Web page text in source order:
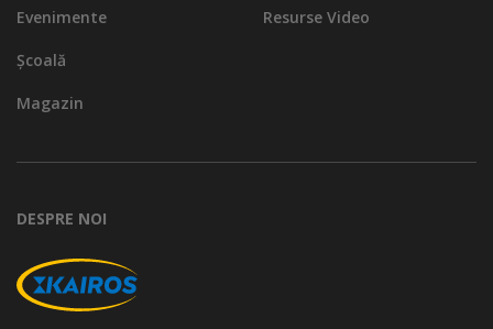
Evenimente
Școală
Magazin
Resurse Video
DESPRE NOI